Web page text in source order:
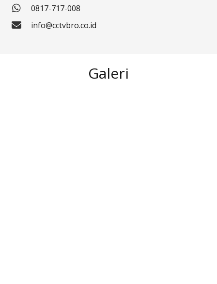
0817-717-008
info@cctvbro.co.id
Galeri